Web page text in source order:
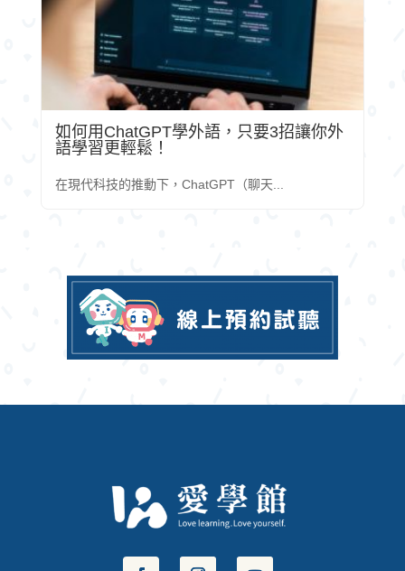
如何用ChatGPT學外語，只要3招讓你外
語學習更輕鬆！
在現代科技的推動下，ChatGPT（聊天...